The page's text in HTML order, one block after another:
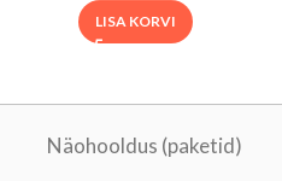
LISA KORVI
Näohooldus (paketid)